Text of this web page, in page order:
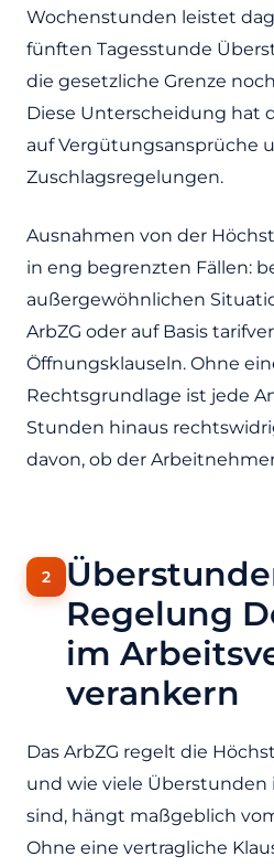
Wochenstunden leistet
fünften Tagesstunde
die gesetzliche Grenze
Diese Unterscheidung hat
auf Vergütungsansprüche
Zuschlagsregelungen.
Ausnahmen von der
in eng begrenzten Fällen:
außergewöhnlichen
ArbZG oder auf Basis
Öffnungsklauseln. Ohne
Rechtsgrundlage ist jede
Stunden hinaus
davon, ob der
Regelung
im
verankern
Das ArbZG regelt die
und wie viele Überstunden
sind, hängt maßgeblich
Ohne eine vertragliche